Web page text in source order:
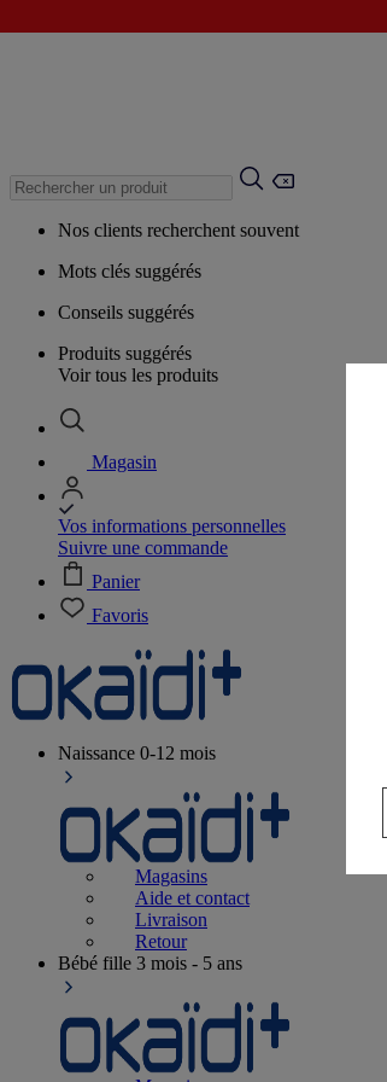
Nos clients recherchent souvent
Mots clés suggérés
Conseils suggérés
Produits suggérés
Voir tous les produits
Magasin
Vos informations personnelles
Suivre une commande
Panier
Favoris
Naissance 0-12 mois
Magasins
Aide et contact
Livraison
Retour
Bébé fille 3 mois - 5 ans